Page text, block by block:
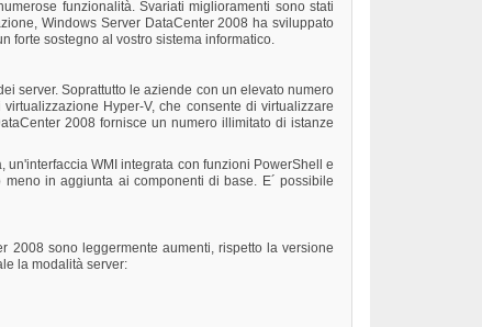
funzionalità. Svariati miglioramenti sono stati
Windows Server DataCenter 2008 ha sviluppato
forte sostegno al vostro sistema informatico.
server. Soprattutto le aziende con un elevato numero
Hyper-V, che consente di virtualizzare
2008 fornisce un numero illimitato di istanze
WMI integrata con funzioni PowerShell e
in aggiunta ai componenti di base. E´ possibile
2008 sono leggermente aumenti, rispetto la versione
la modalità server: